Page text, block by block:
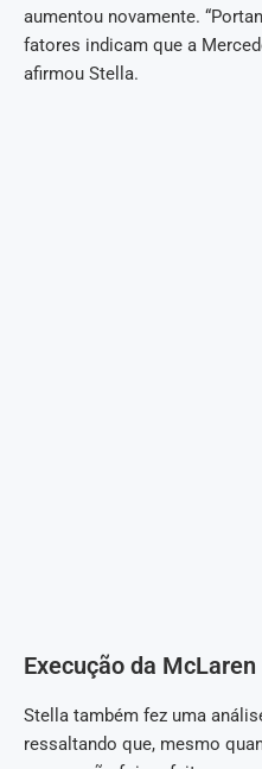
aumentou novamente.
fatores indicam que a
afirmou Stella.
Execução da McLaren
Stella também fez uma
ressaltando que, mesmo